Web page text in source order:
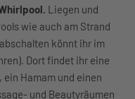
Liegen und
wie auch am Strand
könnt ihr im
Dort findet ihr eine
ein Hamam und einen
und Beautyräumen